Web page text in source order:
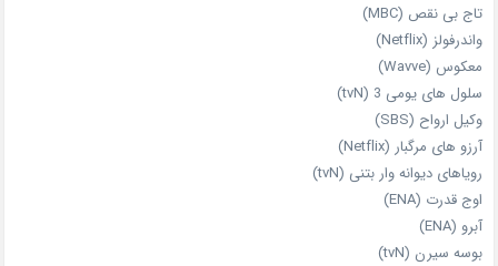
تاج بی‌ نقص (MBC)
واندرفولز (Netflix)
معکوس (Wavve)
سلول های یومی 3 (tvN)
وکیل ارواح (SBS)
آرزو های مرگبار (Netflix)
رویاهای دیوانه‌ وار بتنی (tvN)
اوج قدرت (ENA)
آبرو (ENA)
بوسه سیرن (tvN)